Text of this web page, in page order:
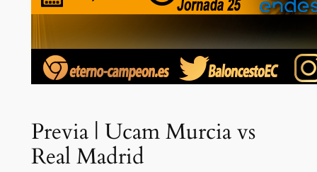
Previa | Ucam Murcia vs
Real Madrid